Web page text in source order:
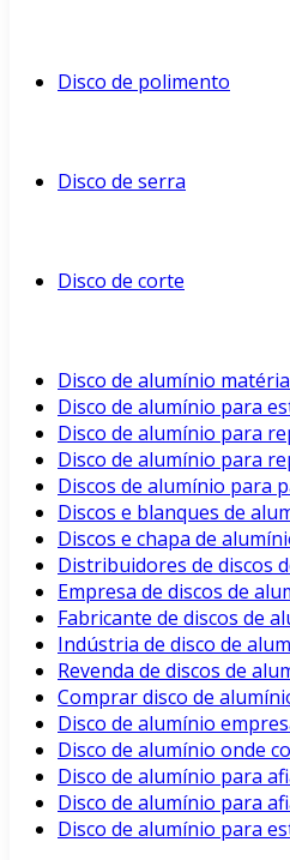
Disco de polimento
Disco de serra
Disco de corte
Disco de alumínio
Disco de alumínio para
Disco de alumínio para
Disco de alumínio para
Discos de alumínio para
Discos e blanques de
Discos e chapa de
Distribuidores de discos
Empresa de discos de
Fabricante de discos de
Indústria de disco de
Revenda de discos de
Comprar disco de
Disco de alumínio
Disco de alumínio onde
Disco de alumínio para
Disco de alumínio para
Disco de alumínio para